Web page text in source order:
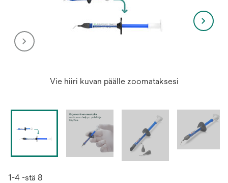
Vie hiiri kuvan päälle zoomataksesi
1-4 -stä 8